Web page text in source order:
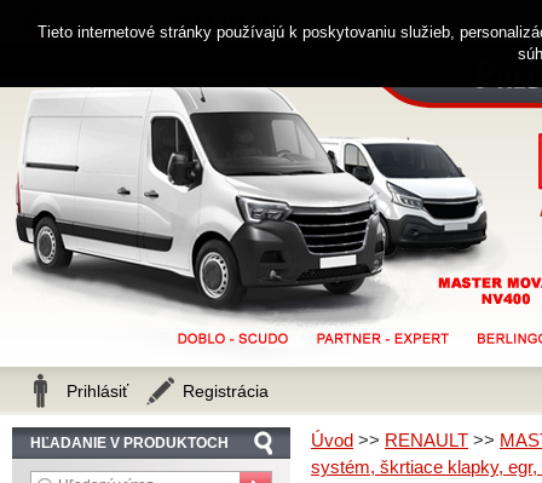
Úvod >> RENAULT >>
systém, škrtiace klapky,
HĽADANIE V PRODUKTOCH
Zákaznícka linka 0914 238 482
Prihlásiť Registrácia
Tieto internetové stránky používajú k poskytovaniu služieb,